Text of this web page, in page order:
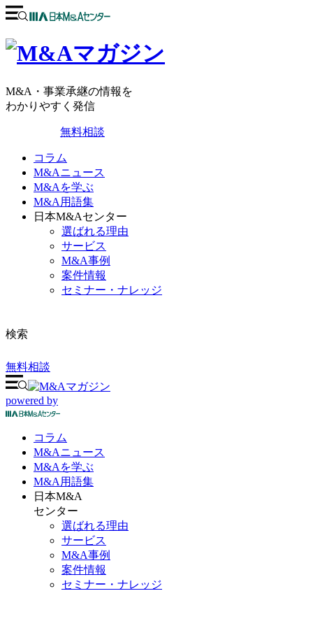
M&A・事業承継の情報を
わかりやすく発信
無料相談
コラム
M&Aニュース
M&Aを学ぶ
M&A用語集
日本M&Aセンター
選ばれる理由
サービス
M&A事例
案件情報
セミナー・ナレッジ
検索
無料相談
powered by
コラム
M&Aニュース
M&Aを学ぶ
M&A 用語集
日本M&A
センター
選ばれる理由
サービス
M&A事例
案件情報
セミナー・ナレッジ